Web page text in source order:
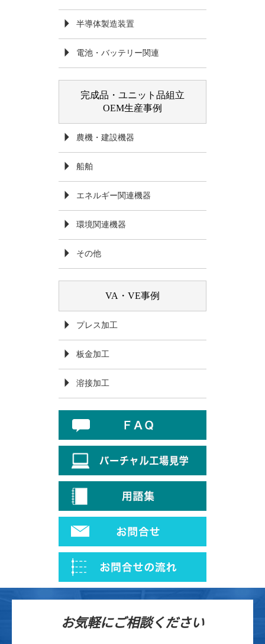
半導体製造装置
電池・バッテリー関連
完成品・ユニット品組立
OEM生産事例
農機・建設機器
船舶
エネルギー関連機器
環境関連機器
その他
VA・VE事例
プレス加工
板金加工
溶接加工
お気軽にご相談ください